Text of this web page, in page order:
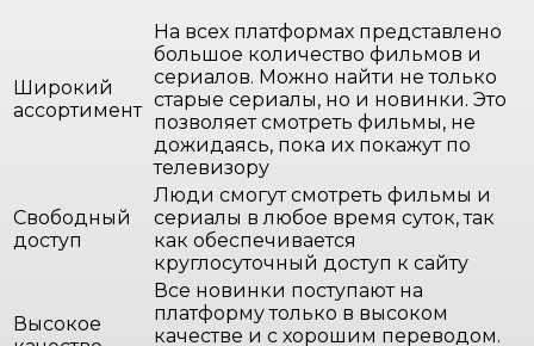
Широкий
ассортимент
На всех платформах представлено
большое количество фильмов и
сериалов. Можно найти не только
старые сериалы, но и новинки. Это
позволяет смотреть фильмы, не
дожидаясь, пока их покажут по
телевизору
Свободный
доступ
Люди смогут смотреть фильмы и
сериалы в любое время суток, так
как обеспечивается
круглосуточный доступ к сайту
Высокое
Все новинки поступают на
платформу только в высоком
качестве и с хорошим переводом.